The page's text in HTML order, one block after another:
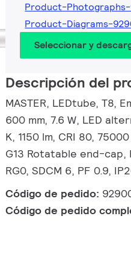
Product-
Product-Diagrams-
Seleccionar y
Descripción del
MASTER, LEDtube, T8,
600 mm, 7.6 W, LED
K, 1150 lm, CRI 80,
G13 Rotatable end-cap,
RG0, SDCM 6, PF 0.9,
Código de pedido:
Código de pedido